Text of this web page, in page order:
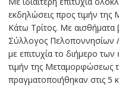
εκδηλώσεις προς τιμήν
Κάτω Τρίτος. Με
Σύλλογος
με επιτυχία το διήμερο
τιμήν της Μεταμορφώσεως
πραγματοποιήθηκαν στις 5